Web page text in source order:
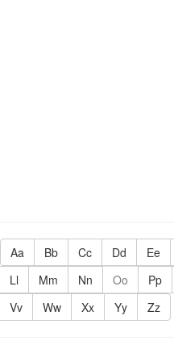
Aa Bb Cc Dd Ee
Ll
Mm Nn Oo Pp
Vv
Ww Xx Yy Zz